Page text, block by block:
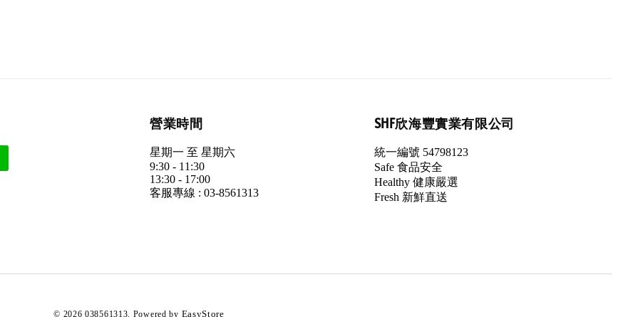
營業時間
星期一 至 星期六
9:30 - 11:30
13:30 - 17:00
客服專線 : 03-8561313
SHF欣海豐實業有限公司
統一編號 54798123
Safe 食品安全
Healthy 健康嚴選
Fresh 新鮮直送
© 2026 038561313. Powered by EasyStore